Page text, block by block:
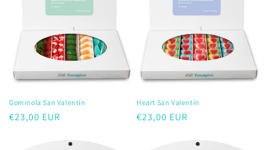
Gominola San Valentín
Precio
€23,00 EUR
Heart San Valentín
Precio
€23,00 EUR